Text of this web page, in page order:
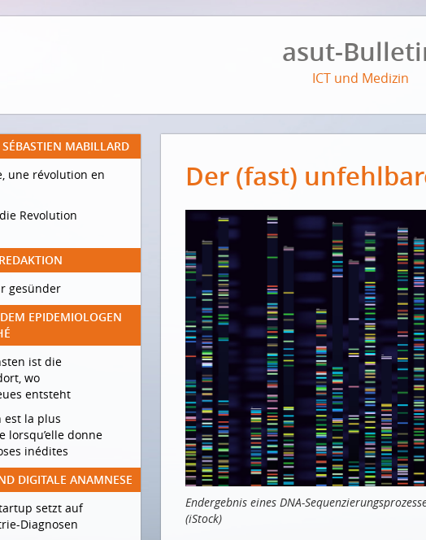
asut-
ICT und Medizin
MABILLARD
une révolution en
Revolution
gesünder
EPIDEMIOLOGEN
ist die
wo
entsteht
est la plus
lorsqu’elle donne
inédites
DIGITALE ANAMNESE
setzt auf
Diagnosen
Der (fast)
Endergebnis eines DNA-
(iStock)